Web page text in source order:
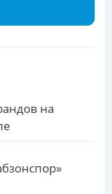
на